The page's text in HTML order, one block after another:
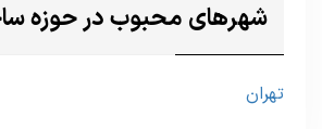
شهرهای محبوب در حوزه
تهران